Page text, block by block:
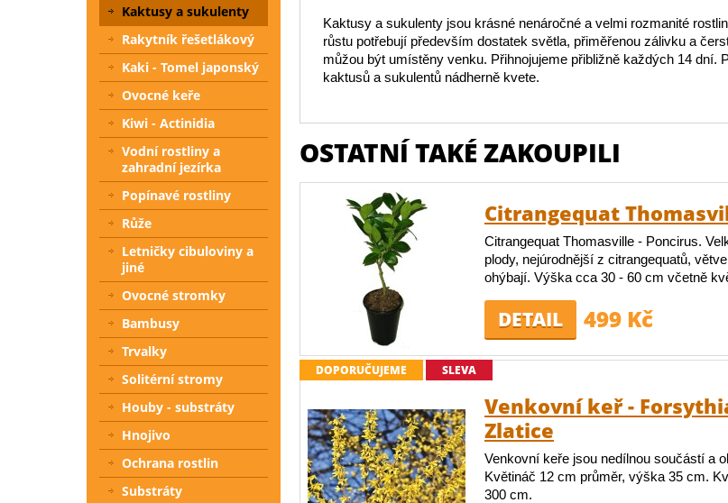
Kaktusy a sukulenty jsou krásné nenáročné a velmi rozmanité
růstu potřebují především dostatek světla, přiměřenou zálivku a
můžou být umístěny venku. Přihnojujeme přibližně každých 14 dní.
kaktusů a sukulentů nádherně kvete.
OSTATNÍ TAKÉ ZAKOUPILI
Citrangequat
Citrangequat Thomasville - Poncirus.
plody, nejúrodnější z citrangequatů,
ohýbají. Výška cca 30 - 60 cm včetně
DETAIL 499 Kč
DOPORUČUJEME SLEVA
Venkovní keř -
Zlatice
Venkovní keře jsou nedílnou součástí a
Květináč 12 cm průměr, výška 35 cm.
300 cm.
Kaktusy a sukulenty
Rakytník řešetlákový
Kaki - Tomel japonský
Ovocné keře
Kiwi - Actinidia
Vodní rostliny a
zahradní jezírka
Popínavé rostliny
Růže
Letničky cibuloviny a
jiné
Ovocné stromky
Bambusy
Trvalky
Solitérní stromy
Houby - substráty
Hnojivo
Ochrana rostlin
Substráty